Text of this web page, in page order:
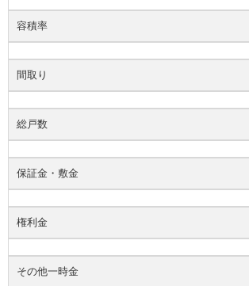
容積率
間取り
総戸数
保証金・敷金
権利金
その他一時金